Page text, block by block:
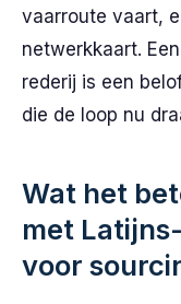
vaarroute vaart,
netwerkkaart.
rederij is een
die de loop nu
Wat het
met
voor